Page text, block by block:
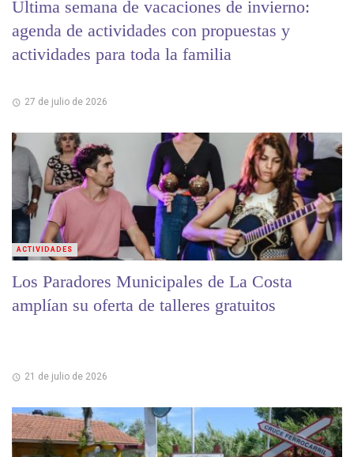
Última semana de vacaciones de invierno:
agenda de actividades con propuestas y
actividades para toda la familia
27 de julio de 2026
Los Paradores Municipales de La Costa
amplían su oferta de talleres gratuitos
21 de julio de 2026
ACTIVIDADES